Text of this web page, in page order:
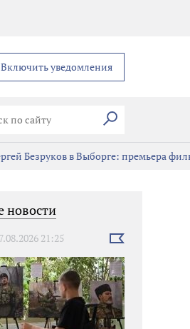
Включить уведомления
Искать
Безруков в Выборге: премьера
новости
21:25
Выбрать